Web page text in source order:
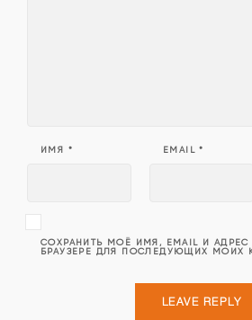
ИМЯ * EMAIL*
СОХРАНИТЬ МОЁ ИМЯ, EMAIL И
БРАУЗЕРЕ ДЛЯ ПОСЛЕДУЮЩИХ МОИХ